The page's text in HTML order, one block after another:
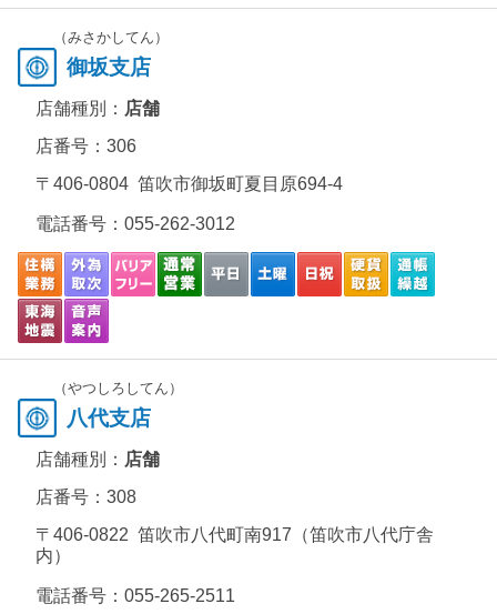
（みさかしてん）
御坂支店
店舗種別： 店舗
店番号：306
〒406-0804 笛吹市御坂町夏目原694-4
電話番号： 055-262-3012
（やつしろしてん）
八代支店
店舗種別： 店舗
店番号：308
〒406-0822 笛吹市八代町南917（笛吹市八代庁舎
内）
電話番号： 055-265-2511